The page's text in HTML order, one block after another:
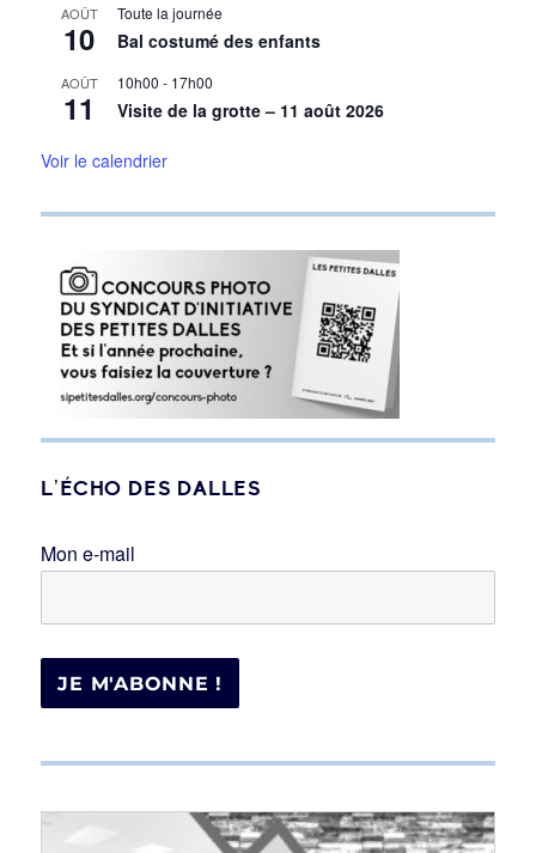
AOÛT
10
Toute la journée
Bal costumé des enfants
AOÛT
11
10h00 - 17h00
Visite de la grotte – 11 août 2026
Voir le calendrier
L’ÉCHO DES DALLES
Mon e-mail